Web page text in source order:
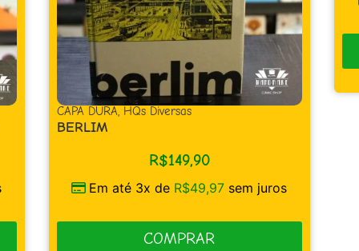
CAPA DURA, HQs Diversas
BERLIM
R$149,90
Em até 3x de R$49,97 sem juros
COMPRAR